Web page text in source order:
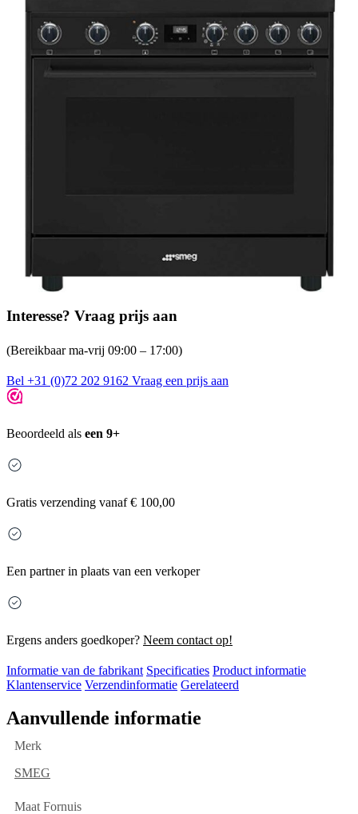
Interesse? Vraag prijs aan
(Bereikbaar ma-vrij 09:00 – 17:00)
Bel +31 (0)72 202 9162 Vraag een prijs aan
Beoordeeld als een 9+
Gratis verzending vanaf € 100,00
Een partner in plaats van een verkoper
Ergens anders goedkoper? Neem contact op!
Informatie van de fabrikant Specificaties Product informatie
Klantenservice Verzendinformatie Gerelateerd
Aanvullende informatie
Merk
SMEG
Maat Fornuis